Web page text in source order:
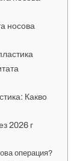
носова
Какво
2026 г
операция?